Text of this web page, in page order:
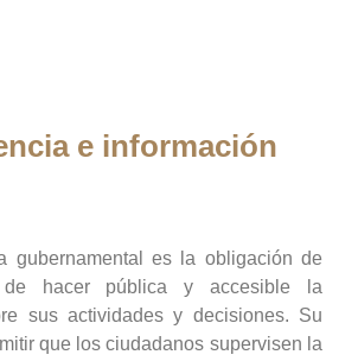
e información
gubernamental es la obligación de
de hacer pública y accesible la
sus actividades y decisiones. Su
que los ciudadanos supervisen la